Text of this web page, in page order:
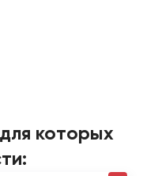
которых